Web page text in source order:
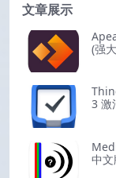
文章展示
(强
3 激
中文